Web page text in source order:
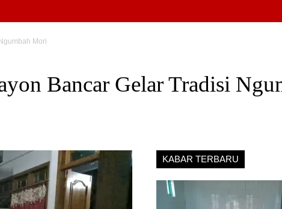
Mori
Bancar Gelar Tradisi
KABAR TERBARU